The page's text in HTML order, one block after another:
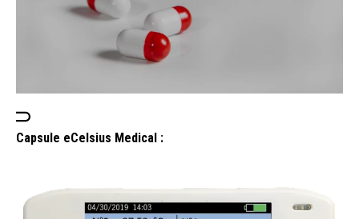
Capsule eCelsius Medical :